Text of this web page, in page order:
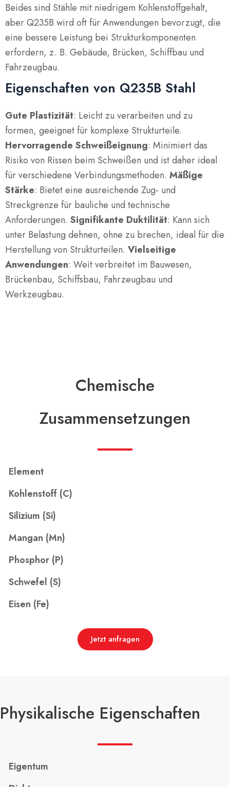
Beides sind Stähle mit niedrigem Kohlenstoffgehalt,
aber Q235B wird oft für Anwendungen bevorzugt, die
eine bessere Leistung bei Strukturkomponenten
erfordern, z. B. Gebäude, Brücken, Schiffbau und
Fahrzeugbau.
Eigenschaften von Q235B Stahl
Gute Plastizität: Leicht zu verarbeiten und zu
formen, geeignet für komplexe Strukturteile.
Hervorragende Schweißeignung: Minimiert das
Risiko von Rissen beim Schweißen und ist daher ideal
für verschiedene Verbindungsmethoden. Mäßige
Stärke: Bietet eine ausreichende Zug- und
Streckgrenze für bauliche und technische
Anforderungen. Signifikante Duktilität: Kann sich
unter Belastung dehnen, ohne zu brechen, ideal für die
Herstellung von Strukturteilen. Vielseitige
Anwendungen: Weit verbreitet im Bauwesen,
Brückenbau, Schiffsbau, Fahrzeugbau und
Werkzeugbau.
Chemische
Zusammensetzungen
Element
Kohlenstoff (C)
Silizium (Si)
Mangan (Mn)
Phosphor (P)
Schwefel (S)
Eisen (Fe)
Jetzt anfragen
Physikalische Eigenschaften
Eigentum